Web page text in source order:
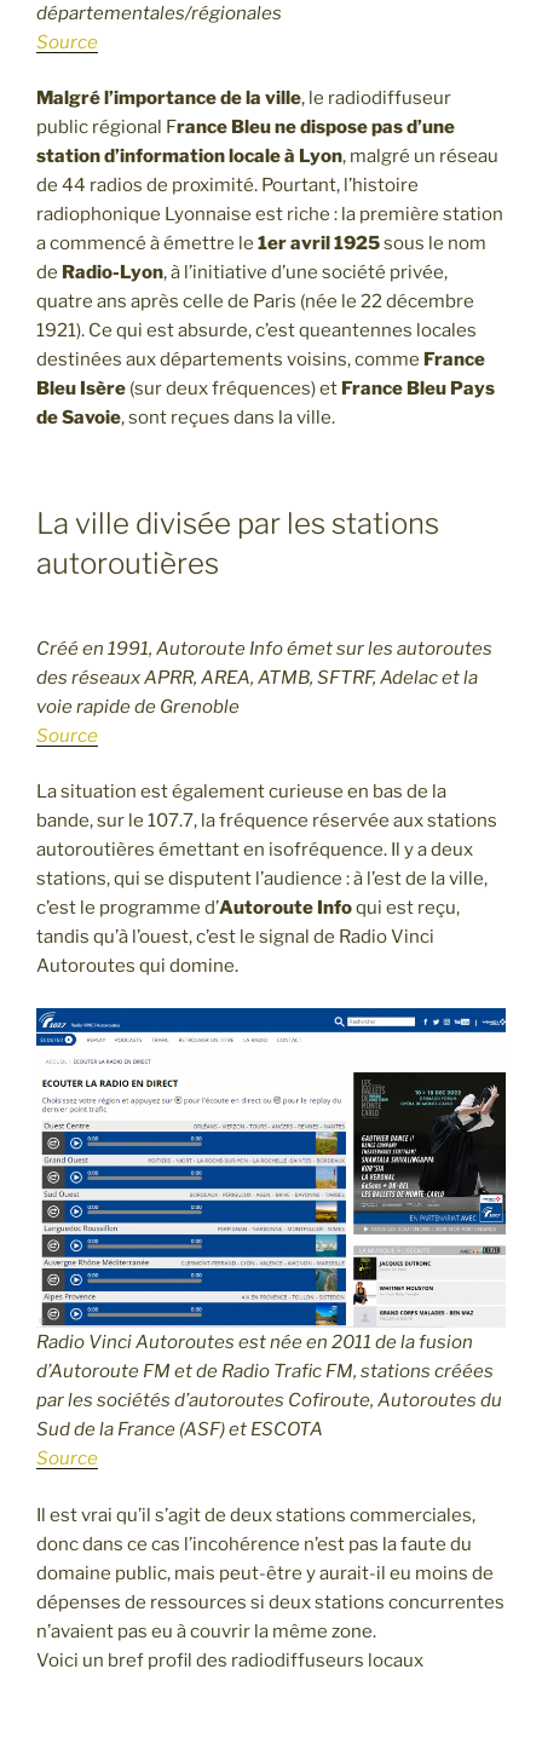
départementales/régionales
Source
Malgré l’importance de la ville, le radiodiffuseur
public régional France Bleu ne dispose pas d’une
station d’information locale à Lyon, malgré un réseau
de 44 radios de proximité. Pourtant, l’histoire
radiophonique Lyonnaise est riche : la première station
a commencé à émettre le 1er avril 1925sous le nom
de Radio-Lyon, à l’initiative d’une société privée,
quatre ans après celle de Paris (née le 22 décembre
1921). Ce qui est absurde, c’est queantennes locales
destinées aux départements voisins, comme France
Bleu Isère (sur deux fréquences) et France Bleu Pays
de Savoie, sont reçues dans la ville.
La ville divisée par les stations
autoroutières
Créé en 1991, Autoroute Info émet sur les autoroutes
des réseaux APRR, AREA, ATMB, SFTRF, Adelac et la
voie rapide de Grenoble
Source
La situation est également curieuse en bas de la
bande, sur le 107.7, la fréquence réservée aux stations
autoroutières émettant en isofréquence. Il y a deux
stations, qui se disputent l’audience : à l’est de la ville,
c’est le programme d’Autoroute Infoqui est reçu,
tandis qu’à l’ouest, c’est le signal de Radio Vinci
Autoroutes qui domine.
Radio Vinci Autoroutes est née en 2011 de la fusion
d’Autoroute FM et de Radio Trafic FM, stations créées
par les sociétés d’autoroutes Cofiroute, Autoroutes du
Sud de la France (ASF) et ESCOTA
Source
Il est vrai qu’il s’agit de deux stations commerciales,
donc dans ce cas l’incohérence n’est pas la faute du
domaine public, mais peut-être y aurait-il eu moins de
dépenses de ressources si deux stations concurrentes
n’avaient pas eu à couvrir la même zone.
Voici un bref profil des radiodiffuseurs locaux